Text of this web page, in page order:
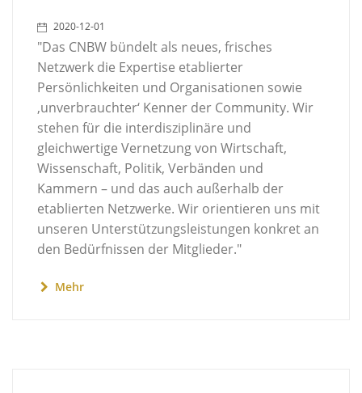
2020-12-01
"Das CNBW bündelt als neues, frisches
Netzwerk die Expertise etablierter
Persönlichkeiten und Organisationen sowie
‚unverbrauchter‘ Kenner der Community. Wir
stehen für die interdisziplinäre und
gleichwertige Vernetzung von Wirtschaft,
Wissenschaft, Politik, Verbänden und
Kammern – und das auch außerhalb der
etablierten Netzwerke. Wir orientieren uns mit
unseren Unterstützungsleistungen konkret an
den Bedürfnissen der Mitglieder."
Mehr